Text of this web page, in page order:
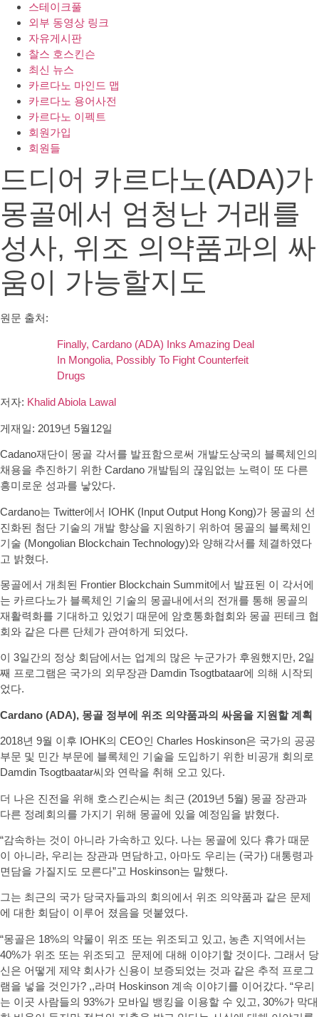
스테이크풀
외부 동영상 링크
자유게시판
찰스 호스킨슨
최신 뉴스
카르다노 마인드 맵
카르다노 용어사전
카르다노 이펙트
회원가입
회원들
드디어 카르다노(ADA)가
몽골에서 엄청난 거래를
성사, 위조 의약품과의 싸
움이 가능할지도
원문 출처:
Finally, Cardano (ADA) Inks Amazing Deal
In Mongolia, Possibly To Fight Counterfeit
Drugs
저자: Khalid Abiola Lawal
게재일: 2019년 5월12일
Cadano재단이 몽골 각서를 발표함으로써 개발도상국의 블록체인의
채용을 추진하기 위한 Cardano 개발팀의 끊임없는 노력이 또 다른
흥미로운 성과를 낳았다.
Cardano는 Twitter에서 IOHK (Input Output Hong Kong)가 몽골의 선
진화된 첨단 기술의 개발 향상을 지원하기 위하여 몽골의 블록체인
기술 (Mongolian Blockchain Technology)와 양해각서를 체결하였다
고 밝혔다.
몽골에서 개최된 Frontier Blockchain Summit에서 발표된 이 각서에
는 카르다노가 블록체인 기술의 몽골내에서의 전개를 통해 몽골의
재활력화를 기대하고 있었기 때문에 암호통화협회와 몽골 핀테크 협
회와 같은 다른 단체가 관여하게 되었다.
이 3일간의 정상 회담에서는 업계의 많은 누군가가 후원했지만, 2일
째 프로그램은 국가의 외무장관 Damdin Tsogtbataar에 의해 시작되
었다.
Cardano (ADA), 몽골 정부에 위조 의약품과의 싸움을 지원할 계획
2018년 9월 이후 IOHK의 CEO인 Charles Hoskinson은 국가의 공공
부문 및 민간 부문에 블록체인 기술을 도입하기 위한 비공개 회의로
Damdin Tsogtbaatar씨와 연락을 취해 오고 있다.
더 나은 진전을 위해 호스킨슨씨는 최근 (2019년 5월) 몽골 장관과
다른 정례회의를 가지기 위해 몽골에 있을 예정임을 밝혔다.
“감속하는 것이 아니라 가속하고 있다. 나는 몽골에 있다 휴가 때문
이 아니라, 우리는 장관과 면담하고, 아마도 우리는 (국가) 대통령과
면담을 가질지도 모른다”고 Hoskinson는 말했다.
그는 최근의 국가 당국자들과의 회의에서 위조 의약품과 같은 문제
에 대한 회담이 이루어 졌음을 덧붙였다.
“몽골은 18%의 약물이 위조 또는 위조되고 있고, 농촌 지역에서는
40%가 위조 또는 위조되고 문제에 대해 이야기할 것이다. 그래서 당
신은 어떻게 제약 회사가 신용이 보증되었는 것과 같은 추적 프로그
램을 넣을 것인가? ,,라며 Hoskinson 계속 이야기를 이어갔다. “우리
는 이곳 사람들의 93%가 모바일 뱅킹을 이용할 수 있고, 30%가 막대